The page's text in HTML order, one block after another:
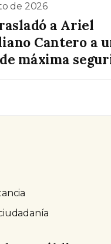
de 2026
a Ariel
Cantero a
máxima